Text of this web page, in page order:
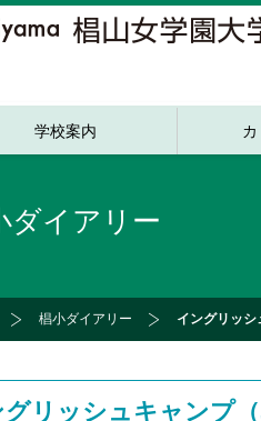
学校案内
ダイアリー
椙小ダイアリー イングリッ
リッシュキャンプ